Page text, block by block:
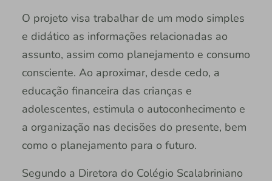
O projeto visa trabalhar de um modo simples
e didático as informações relacionadas ao
assunto, assim como planejamento e consumo
consciente. Ao aproximar, desde cedo, a
educação financeira das crianças e
adolescentes, estimula o autoconhecimento e
a organização nas decisões do presente, bem
como o planejamento para o futuro.
Segundo a Diretora do Colégio Scalabriniano